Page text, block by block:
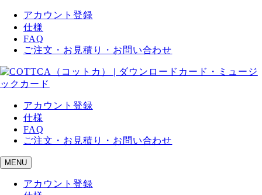
アカウント登録
仕様
FAQ
ご注文・お見積り・お問い合わせ
アカウント登録
仕様
FAQ
ご注文・お見積り・お問い合わせ
MENU
アカウント登録